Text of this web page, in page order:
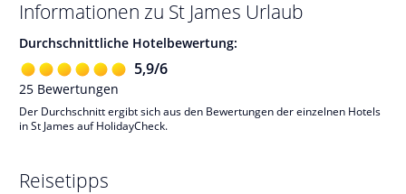
Informationen zu St James Urlaub
Durchschnittliche Hotelbewertung:
5,9/6
25 Bewertungen
Der Durchschnitt ergibt sich aus den Bewertungen der einzelnen Hotels
in St James auf HolidayCheck.
Reisetipps